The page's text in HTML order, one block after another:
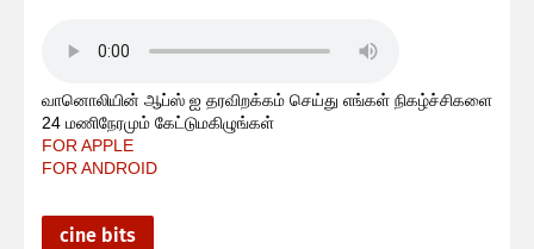
வானொலியின் ஆப்ஸ் ஐ தரவிறக்கம் செய்து எங்கள் நிகழ்ச்சிகளை
24 மணிநேரமும் கேட்டுமகிழுங்கள்
FOR APPLE
FOR ANDROID
cine bits